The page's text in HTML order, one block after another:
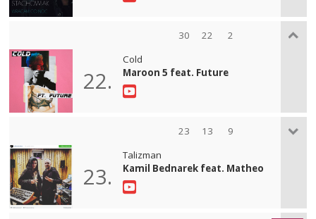
30 22 2
22.
Cold
Maroon 5 feat. Future
23 13 9
23.
Talizman
Kamil Bednarek feat. Matheo